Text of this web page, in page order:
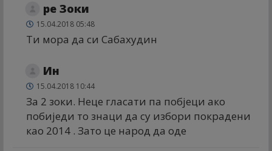
ре Зоки
15.04.2018 05:48
Ти мора да си Сабахудин
Ин
15.04.2018 10:44
За 2 зоки. Неце гласати па побјеци ако
побиједи то знаци да су избори покрадени
као 2014 . Зато це народ да оде